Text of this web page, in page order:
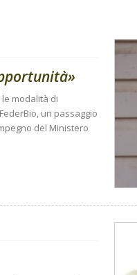
modalità di
un passaggio
del Ministero